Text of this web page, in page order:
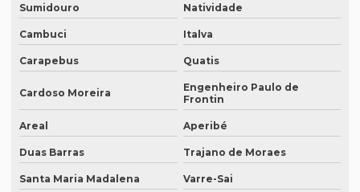
Empresa de tradução de artigos no rj
Empresa de tradução de artigos em porto alegre
Empresa de tradução de artigos em recife
Empresa de tradução de artigos em sp
Empresa de tradução brasil
Empresa de tradução campinas
Empresa de tradução de documentos
Sumidouro Natividade
Cambuci Italva
Carapebus Quatis
Cardoso Moreira
Engenheiro Paulo de
Frontin
Areal Aperibé
Duas Barras Trajano de Moraes
Santa Maria Madalena Varre-Sai